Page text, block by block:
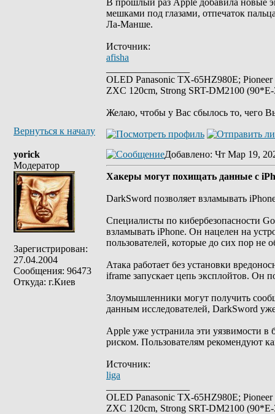
В прошлый раз Apple добавила новые
мешками под глазами, отпечаток
Ла-Манше.
Источник:
afisha
OLED Panasonic TX-65HZ980E;
ZXC 120cm, Strong SRT-DM2100
Желаю, чтобы у Вас сбылось то, чего
Вернуться к началу
yorick
Модератор
Зарегистрирован:
27.04.2004
Сообщения: 96473
Откуда: г.Киев
Добавлено: Чт Мар 19,
Хакеры могут похищать данные с
DarkSword позволяет взламывать
Специалисты по кибербезопасности
взламывать iPhone. Он нацелен на
пользователей, которые до сих пор не
Атака работает без установки
iframe запускает цепь эксплойтов. Он
Злоумышленники могут получить
данным исследователей, DarkSword
Apple уже устранила эти уязвимости в
риском. Пользователям рекомендуют
Источник:
liga
OLED Panasonic TX-65HZ980E;
ZXC 120cm, Strong SRT-DM2100